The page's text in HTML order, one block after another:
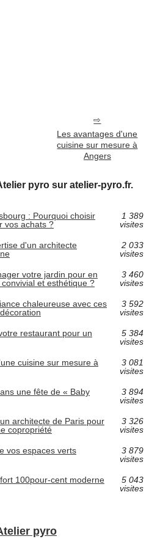
Les avantages d'une
cuisine sur mesure à
Angers
pyro sur atelier-pyro.fr.
: Pourquoi choisir
vos achats ?
1 389
visites
d'un architecte
2 033
visites
votre jardin pour en
et esthétique ?
3 460
visites
chaleureuse avec ces
3 592
visites
restaurant pour un
5 384
visites
cuisine sur mesure à
3 081
visites
une fête de « Baby
3 894
visites
architecte de Paris pour
copropriété
3 326
visites
vos espaces verts
3 879
visites
100pour-cent moderne
5 043
visites
pyro